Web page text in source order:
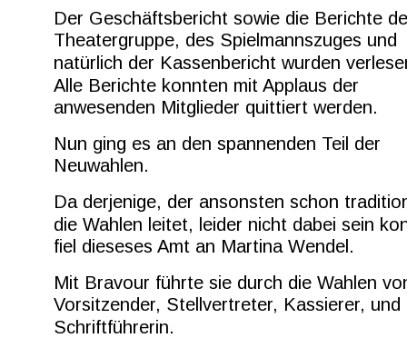
Der Geschäftsbericht sowie die Berichte
Theatergruppe, des Spielmannszuges und
natürlich der Kassenbericht wurden
Alle Berichte konnten mit Applaus der
anwesenden Mitglieder quittiert werden.
Nun ging es an den spannenden Teil der
Neuwahlen.
Da derjenige, der ansonsten schon
die Wahlen leitet, leider nicht dabei sein
fiel dieseses Amt an Martina Wendel.
Mit Bravour führte sie durch die Wahlen
Vorsitzender, Stellvertreter, Kassierer, und
Schriftführerin.